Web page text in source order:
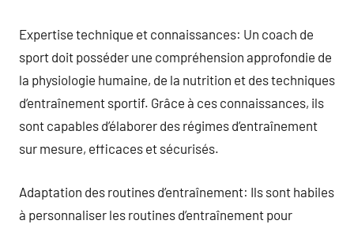
Expertise technique et connaissances: Un coach de
sport doit posséder une compréhension approfondie de
la physiologie humaine, de la nutrition et des techniques
d’entraînement sportif. Grâce à ces connaissances, ils
sont capables d’élaborer des régimes d’entraînement
sur mesure, efficaces et sécurisés.
Adaptation des routines d’entraînement: Ils sont habiles
à personnaliser les routines d’entraînement pour